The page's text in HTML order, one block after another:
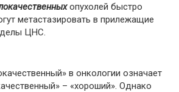
опухолей быстро
метастазировать в прилежащие
ЦНС.
в онкологии означает
– «хороший». Однако